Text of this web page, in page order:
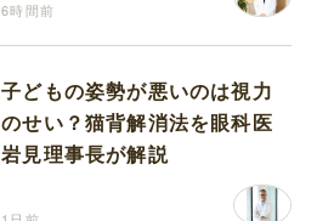
6時間前
子どもの姿勢が悪いのは視力
のせい？猫背解消法を眼科医
岩見理事長が解説